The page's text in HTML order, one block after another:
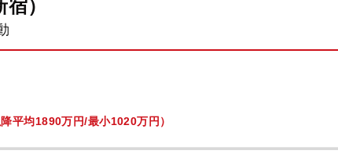
）
平均1890万円/最小1020万円）